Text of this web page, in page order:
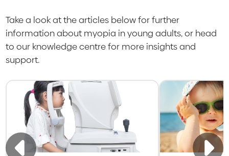
Take a look at the articles below for further
information about myopia in young adults, or head
to our knowledge centre for more insights and
support.